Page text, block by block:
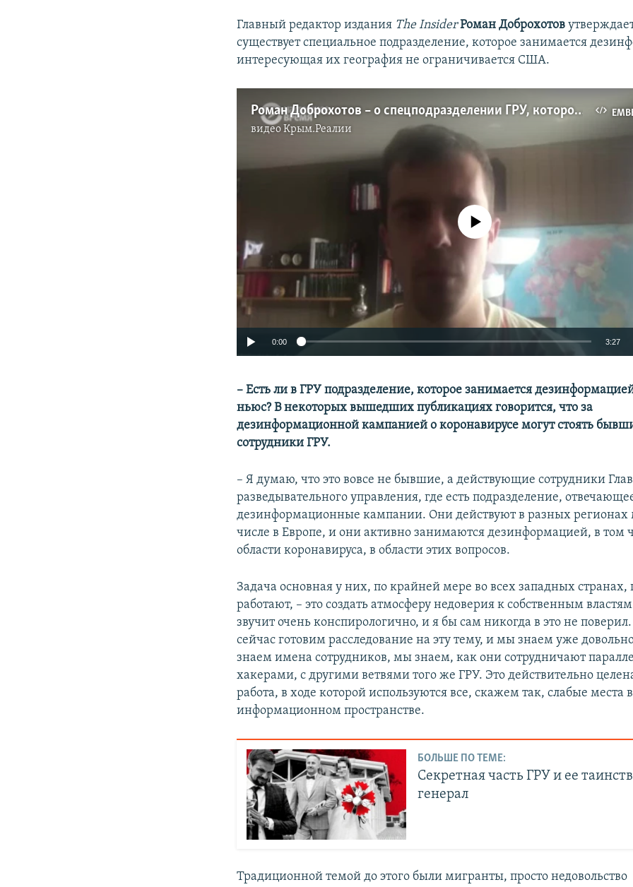
Главный редактор издания The Insider Роман Доброхотов
существует специальное подразделение, которое занимается
интересующая их география не ограничивается США.
Роман Доброхотов – о спецподразделении ГРУ, которое занимается дезинформацией
видеоКрым.Реалии
720p 1080p
No media source currently available
0:00 3:27
– Есть ли в ГРУ подразделение, которое занимается
ньюс? В некоторых вышедших публикациях говорится, что за
дезинформационной кампанией о коронавирусе могут стоять
сотрудники ГРУ.
– Я думаю, что это вовсе не бывшие, а действующие сотрудники
разведывательного управления, где есть подразделение,
дезинформационные кампании. Они действуют в разных регионах
числе в Европе, и они активно занимаются дезинформацией, в том
области коронавируса, в области этих вопросов.
Задача основная у них, по крайней мере во всех западных странах,
работают, – это создать атмосферу недоверия к собственным
звучит очень конспирологично, и я бы сам никогда в это не
сейчас готовим расследование на эту тему, и мы знаем уже
знаем имена сотрудников, мы знаем, как они сотрудничают
хакерами, с другими ветвями того же ГРУ. Это действительно
работа, в ходе которой используются все, скажем так, слабые места в
информационном пространстве.
БОЛЬШЕ ПО ТЕМЕ:
Секретная часть ГРУ и ее
генерал
Традиционной темой до этого были мигранты, просто недовольство